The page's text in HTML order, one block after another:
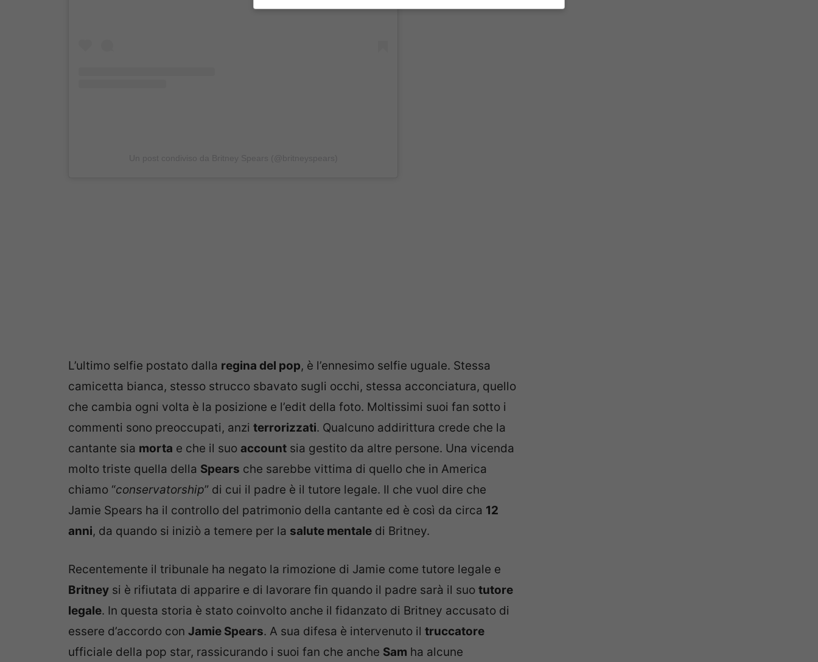
L’ultimo selfie postato dalla regina del pop, è l’ennesimo selfie uguale. Stessa
camicetta bianca, stesso strucco sbavato sugli occhi, stessa acconciatura, quello
che cambia ogni volta è la posizione e l’edit della foto. Moltissimi suoi fan sotto i
commenti sono preoccupati, anzi terrorizzati. Qualcuno addirittura crede che la
cantante sia morta e che il suo account sia gestito da altre persone. Una vicenda
molto triste quella della Spears che sarebbe vittima di quello che in America
chiamo “conservatorship” di cui il padre è il tutore legale. Il che vuol dire che
Jamie Spears ha il controllo del patrimonio della cantante ed è così da circa 12
anni, da quando si iniziò a temere per la salute mentale di Britney.
Recentemente il tribunale ha negato la rimozione di Jamie come tutore legale e
Britney si è rifiutata di apparire e di lavorare fin quando il padre sarà il suo tutore
legale. In questa storia è stato coinvolto anche il fidanzato di Britney accusato di
essere d’accordo con Jamie Spears. A sua difesa è intervenuto il truccatore
ufficiale della pop star, rassicurando i suoi fan che anche Sam ha alcune